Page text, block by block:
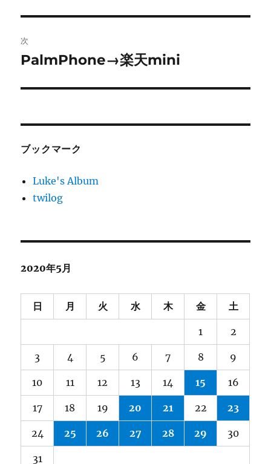
ビ
ゲ
ー
投
稿:
次
次
投
PalmPhone→楽天mini
ブックマーク
Luke's Album
twilog
2020年5月
日 月 火 水 木 金 土
1 2
3 4 5 6 7 8 9
10 11 12 13 14 15 16
17 18 19 20 21 22 23
24 25 26 27 28 29 30
31